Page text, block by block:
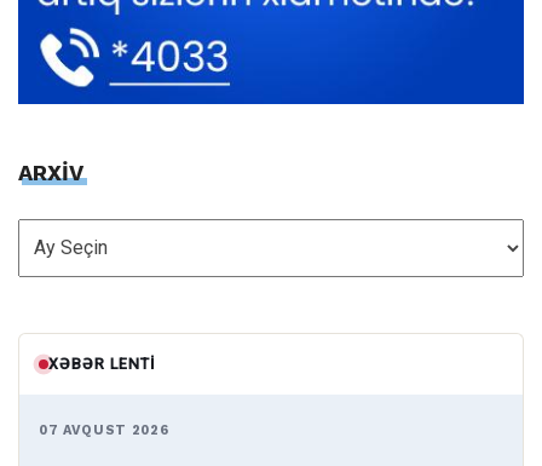
ARXİV
ARXİV
XƏBƏR LENTI
07 AVQUST 2026